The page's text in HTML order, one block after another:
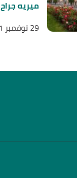
ميريه جراح
29 نوفمبر 2021